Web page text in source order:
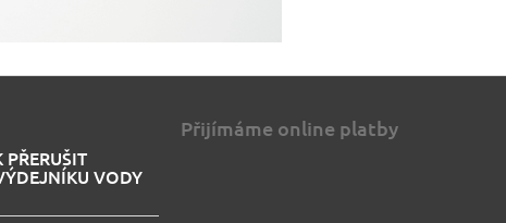
VODY
Přijímáme online platby